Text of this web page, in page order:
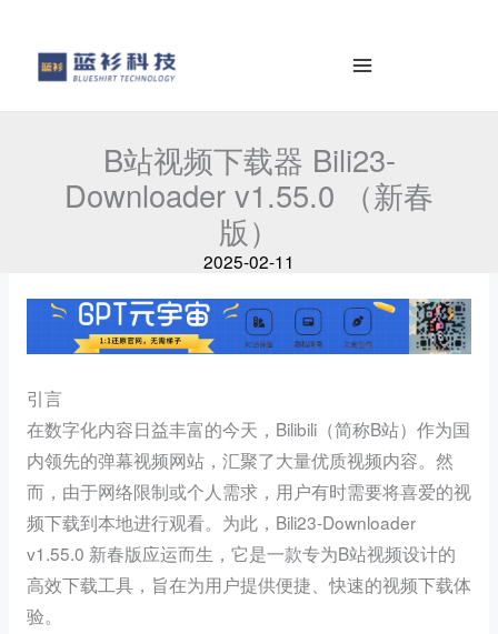
B站视频下载器 Bili23-
Downloader v1.55.0 （新春
版）
2025-02-11
引言
在数字化内容日益丰富的今天，Bilibili（简称B站）作为国
内领先的弹幕视频网站，汇聚了大量优质视频内容。然
而，由于网络限制或个人需求，用户有时需要将喜爱的视
频下载到本地进行观看。为此，Bili23-Downloader
v1.55.0 新春版应运而生，它是一款专为B站视频设计的
高效下载工具，旨在为用户提供便捷、快速的视频下载体
验。
h